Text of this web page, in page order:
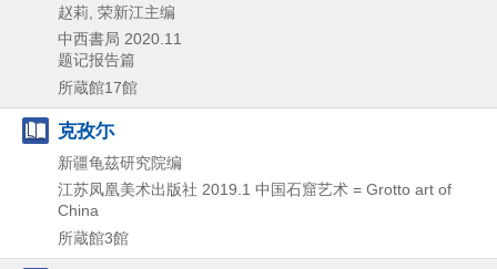
赵莉, 荣新江主编
中西書局 2020.11
题记报告篇
所蔵館17館
克孜尓
新疆龟茲研究院编
江苏凤凰美术出版社 2019.1 中国石窟艺术 = Grotto art of
China
所蔵館3館